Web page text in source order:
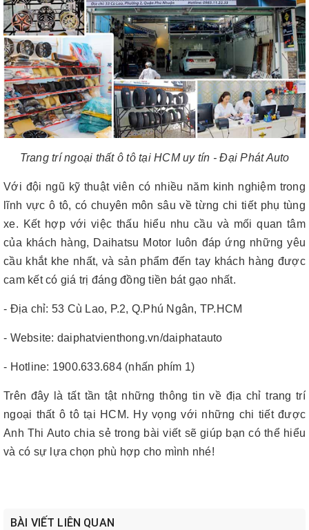
Trang trí ngoại thất ô tô tại HCM uy tín - Đại Phát Auto
Với đội ngũ kỹ thuật viên có nhiều năm kinh nghiệm trong
lĩnh vực ô tô, có chuyên môn sâu về từng chi tiết phụ tùng
xe. Kết hợp với việc thấu hiểu nhu cầu và mối quan tâm
của khách hàng, Daihatsu Motor luôn đáp ứng những yêu
cầu khắt khe nhất, và sản phẩm đến tay khách hàng được
cam kết có giá trị đáng đồng tiền bát gạo nhất.
- Địa chỉ: 53 Cù Lao, P.2, Q.Phú Ngân, TP.HCM
- Website: daiphatvienthong.vn/daiphatauto
- Hotline: 1900.633.684 (nhấn phím 1)
Trên đây là tất tần tật những thông tin về địa chỉ trang trí
ngoại thất ô tô tại HCM. Hy vọng với những chi tiết được
Anh Thi Auto chia sẻ trong bài viết sẽ giúp bạn có thể hiểu
và có sự lựa chọn phù hợp cho mình nhé!
BÀI VIẾT LIÊN QUAN